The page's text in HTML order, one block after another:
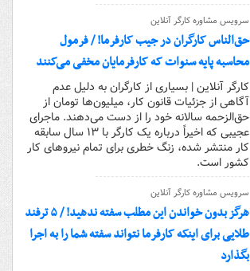
سرویس مشاوره کارگر آنلاین
حق‌الناس کارگران در جیب کارفرما! / فرمول
محاسبه پایه سنوات که کارفرمایان مخفی می‌کنند
کارگر آنلاین | بسیاری از کارگران به دلیل عدم
آگاهی از جزئیات قانون کار، میلیون‌ها تومان از
حق‌الزحمه سالانه خود را از دست می‌دهند. ماجرای
عجیبی که اخیراً درباره یک کارگر با ۱۳ سال سابقه
کار منتشر شده، زنگ خطری برای تمام نیروهای کار
کشور است.
سرویس مشاوره کارگر آنلاین
هرگز بدون خواندن این مطلب سفته ندهید! / ۵ ترفند
طلایی برای اینکه کارفرما نتواند سفته شما را به اجرا
بگذارد